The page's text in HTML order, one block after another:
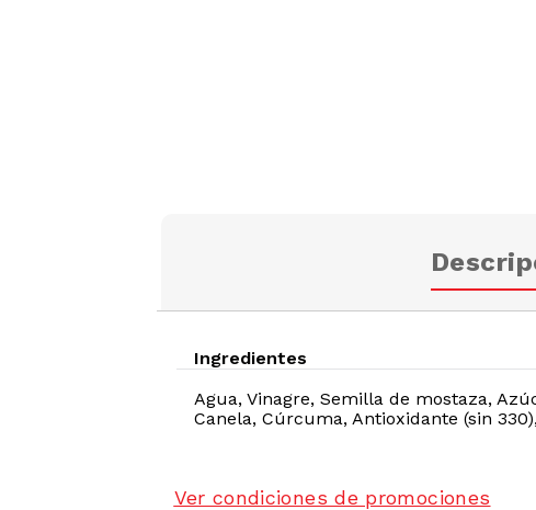
Ingredientes
Agua, Vinagre, Semilla de mostaza,
Canela, Cúrcuma, Antioxidante (sin
Ver condiciones de promociones